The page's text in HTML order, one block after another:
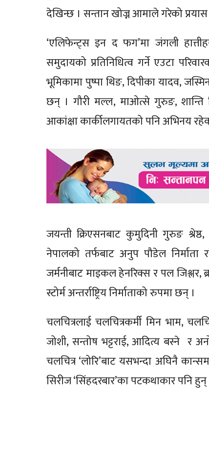
देखिन्छ । सन्तान खोज्न आमाले गरेको
‘एलिफेन्ट्स इन द फग’मा जंगली
समुदायको प्रतिनिधित्व गर्ने एउटा
भूमिकामा पुष्पा थिङ, दिपीका यादव,
छन् । गौरी मल्ल, माओत्से गुरुङ, शान्ति
आकांक्षा कार्कीलगायतको पनि अभिनय
जयन्ती क्रिएसनबाट कुमुदिनी गुरुङ
नेपालको तर्फबाट अनुप पौडेल निर्माता
जर्मनीबाट माइकल हेनरिक्स र पल जिश्लर,
स्टोर्म अन्तर्राष्ट्रिय निर्माताको रुपमा छन् ।
चलचित्रलाई चलचित्रकर्मी मिन भाम,
जोशी, सन्तोष भट्टराई, आदित्य बस्ने र
चलचित्र ‘लोरि’बाट यसभन्दा अघिनै
सिरीज ‘सिंहदरबार’का पटकथाकार पनि हुन्